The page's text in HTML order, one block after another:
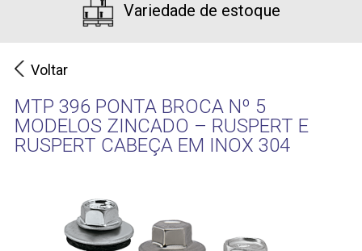
Variedade de estoque
Voltar
MTP 396 PONTA BROCA Nº 5
MODELOS ZINCADO – RUSPERT E
RUSPERT CABEÇA EM INOX 304